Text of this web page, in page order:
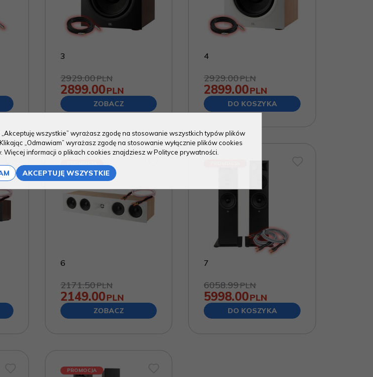
3
2929.00PLN
2899.00PLN
ZOBACZ
4
2929.00PLN
2899.00PLN
DO KOSZYKA
6
2171.50PLN
2149.00PLN
ZOBACZ
7
6058.99PLN
5998.00PLN
DO KOSZYKA
PROMOCJA
wszystkie” wyrażasz zgodę na stosowanie wszystkich typów plików
„Odmawiam” wyrażasz zgodę na stosowanie wyłącznie plików cookies
Więcej informacji o plikach cookies znajdziesz w Polityce prywatności.
AKCEPTUJĘ WSZYSTKIE